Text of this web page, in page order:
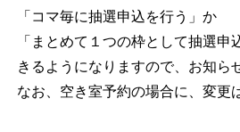
「コマ毎に抽選申込を行う」か
「まとめて１つの枠として抽選申
きるようになりますので、お知ら
なお、空き室予約の場合に、変更